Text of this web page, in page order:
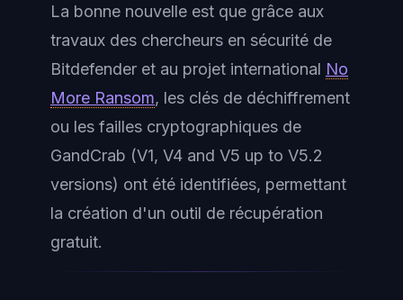
La bonne nouvelle est que grâce aux
travaux des chercheurs en sécurité de
Bitdefender et au projet international No
More Ransom, les clés de déchiffrement
ou les failles cryptographiques de
GandCrab (V1, V4 and V5 up to V5.2
versions) ont été identifiées, permettant
la création d'un outil de récupération
gratuit.